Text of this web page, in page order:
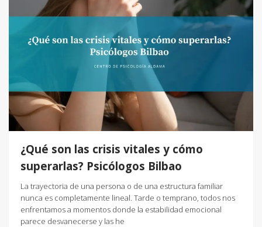
¿Qué son las crisis vitales y cómo
superarlas? Psicólogos Bilbao
La trayectoria de una persona o de una estructura familiar
nunca es completamente lineal. Tarde o temprano, todos nos
enfrentamos a momentos donde la estabilidad emocional
parece desvanecerse y las he